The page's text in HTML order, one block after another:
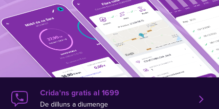
Crida'ns gratis al 1699
De dilluns a diumenge